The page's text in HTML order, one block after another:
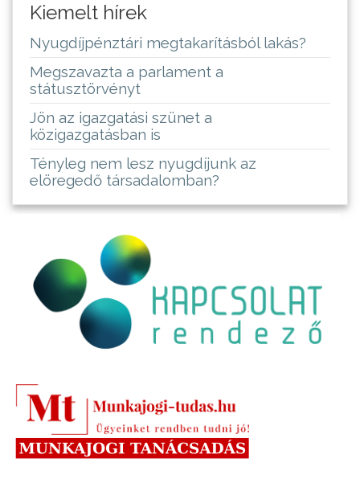
Kiemelt hírek
Nyugdíjpénztári megtakarításból lakás?
Megszavazta a parlament a
státusztörvényt
Jön az igazgatási szünet a
közigazgatásban is
Tényleg nem lesz nyugdíjunk az
elöregedő társadalomban?